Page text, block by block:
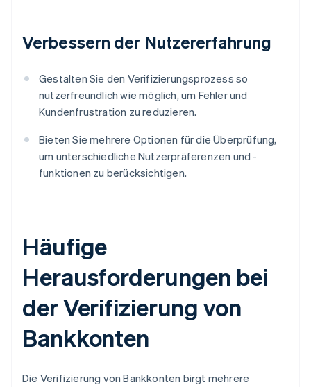
Verbessern der Nutzererfahrung
Gestalten Sie den Verifizierungsprozess so
nutzerfreundlich wie möglich, um Fehler und
Kundenfrustration zu reduzieren.
Bieten Sie mehrere Optionen für die Überprüfung,
um unterschiedliche Nutzerpräferenzen und -
funktionen zu berücksichtigen.
Häufige
Herausforderungen bei
der Verifizierung von
Bankkonten
Die Verifizierung von Bankkonten birgt mehrere